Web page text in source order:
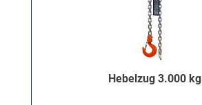
Hebelzug 3.000 kg